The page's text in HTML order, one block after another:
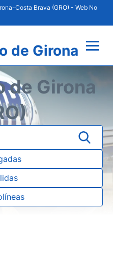
Costa Brava (GRO) - Web No
de Girona
de Girona